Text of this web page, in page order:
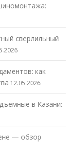
сверлильный
как
12.05.2026
в Казани:
— обзор